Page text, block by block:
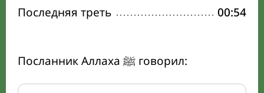
Последняя треть
00:54
Посланник Аллаха ﷺ говорил: